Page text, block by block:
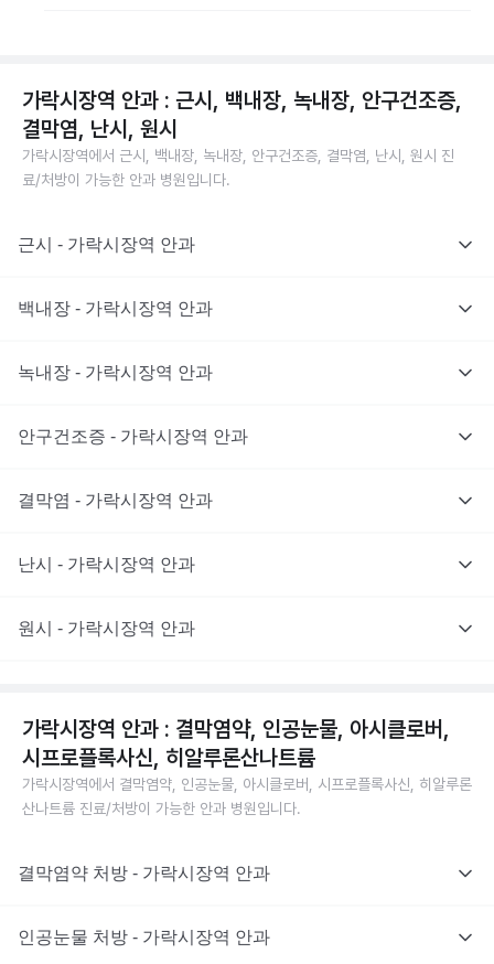
가락시장역 안과 : 근시, 백내장, 녹내장, 안구건조증,
결막염, 난시, 원시
가락시장역에서 근시, 백내장, 녹내장, 안구건조증, 결막염, 난시, 원시 진
료/처방이 가능한 안과 병원입니다.
근시 - 가락시장역 안과
백내장 - 가락시장역 안과
녹내장 - 가락시장역 안과
안구건조증 - 가락시장역 안과
결막염 - 가락시장역 안과
난시 - 가락시장역 안과
원시 - 가락시장역 안과
가락시장역 안과 : 결막염약, 인공눈물, 아시클로버,
시프로플록사신, 히알루론산나트륨
가락시장역에서 결막염약, 인공눈물, 아시클로버, 시프로플록사신, 히알루론
산나트륨 진료/처방이 가능한 안과 병원입니다.
결막염약 처방 - 가락시장역 안과
인공눈물 처방 - 가락시장역 안과